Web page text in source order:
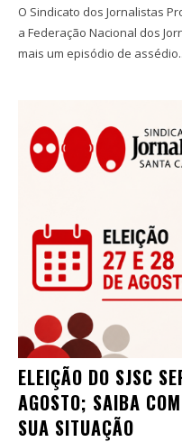
O Sindicato dos Jornalistas
a Federação Nacional dos
mais um episódio de
ELEIÇÃO DO SJSC
AGOSTO; SAIBA
SUA SITUAÇÃO